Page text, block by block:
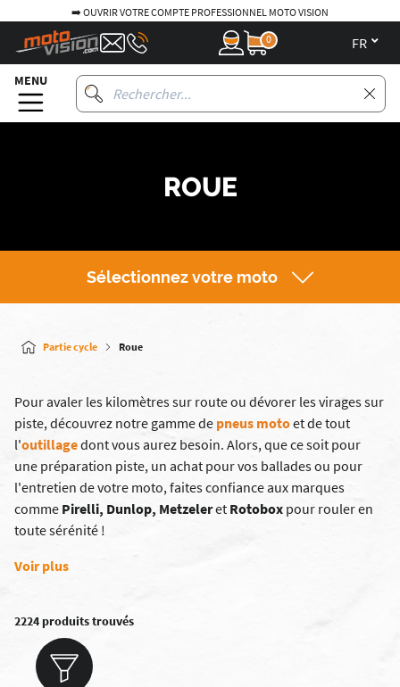
➡️ OUVRIR VOTRE COMPTE PROFESSIONNEL MOTO VISION
0
MENU
ROUE
Sélectionnez votre moto
Partie cycle Roue
Pour avaler les kilomètres sur route ou dévorer les virages sur
piste, découvrez notre gamme de pneus motoet de tout
l'outillagedont vous aurez besoin. Alors, que ce soit pour
une préparation piste, un achat pour vos ballades ou pour
l'entretien de votre moto, faites confiance aux marques
comme Pirelli, Dunlop, Metzeleret Rotobox pour rouler en
toute sérénité !
Voir plus
2224 produits trouvés